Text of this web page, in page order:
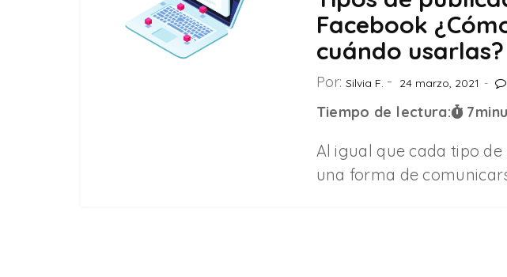
Facebook
cuándo usarlas?
Por: Silvia F. 24 marzo, 2021
Tiempo de lectura: 7
Al igual que cada tipo
una forma de